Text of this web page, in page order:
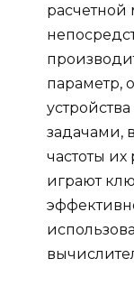
расчетной
параметр,
задачами,
частоты их
играют